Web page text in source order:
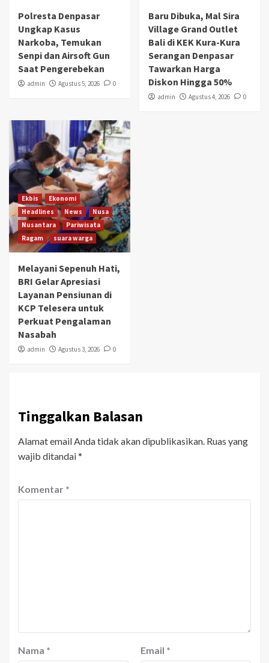
Polresta Denpasar
Ungkap Kasus
Narkoba, Temukan
Senpi dan Airsoft Gun
Saat Pengerebekan
admin Agustus 5, 2026 0
Baru Dibuka, Mal Sira
Village Grand Outlet
Bali di KEK Kura-Kura
Serangan Denpasar
Tawarkan Harga
Diskon Hingga 50%
admin Agustus 4, 2026 0
Ekbis
Ekonomi
Headlines
News
Nusa
Nusantara
Pariwisata
Ragam
suara warga
Melayani Sepenuh Hati,
BRI Gelar Apresiasi
Layanan Pensiunan di
KCP Telesera untuk
Perkuat Pengalaman
Nasabah
admin Agustus 3, 2026 0
Tinggalkan Balasan
Alamat email Anda tidak akan dipublikasikan. Ruas yang
wajib ditandai*
Komentar *
Nama * Email *